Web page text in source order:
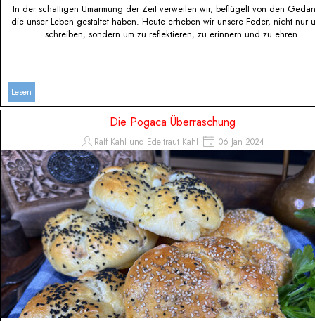
In der schattigen Umarmung der Zeit verweilen wir, beflügelt von den
die unser Leben gestaltet haben. Heute erheben wir unsere Feder, nicht nur
schreiben, sondern um zu reflektieren, zu erinnern und zu ehren.
Lesen
Die Pogaca Überraschung
Ralf Kahl und Edeltraut Kahl 06 Jan 2024